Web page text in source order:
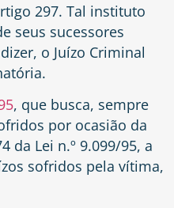
297. Tal instituto
seus sucessores
o Juízo Criminal
, que busca, sempre
por ocasião da
da Lei n.º 9.099/95, a
sofridos pela vítima,